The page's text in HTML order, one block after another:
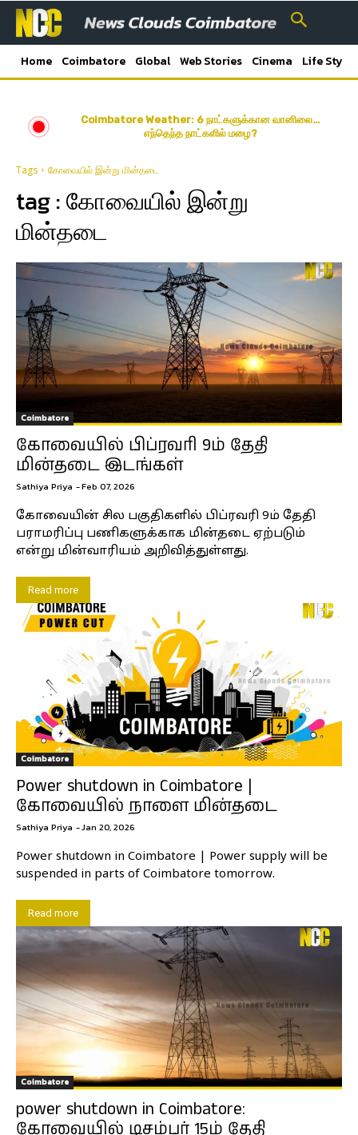
Home Coimbatore Global Web Stories Cinema Life Style
Coimbatore Weather: 6 நாட்களுக்கான வானிலை…
எந்தெந்த நாட்களில் மழை?
Tags கோவையில் இன்று மின்தடை
tag :கோவையில் இன்று
மின்தடை
Coimbatore
கோவையில் பிப்ரவரி 9ம் தேதி
மின்தடை இடங்கள்
Sathiya Priya -Feb 07, 2026
கோவையின் சில பகுதிகளில் பிப்ரவரி 9ம் தேதி
பராமரிப்பு பணிகளுக்காக மின்தடை ஏற்படும்
என்று மின்வாரியம் அறிவித்துள்ளது.
Read more
Coimbatore
Power shutdown in Coimbatore |
கோவையில் நாளை மின்தடை
Sathiya Priya -Jan 20, 2026
Power shutdown in Coimbatore | Power supply will be
suspended in parts of Coimbatore tomorrow.
Read more
Coimbatore
power shutdown in Coimbatore:
கோவையில் டிசம்பர் 15ம் தேதி